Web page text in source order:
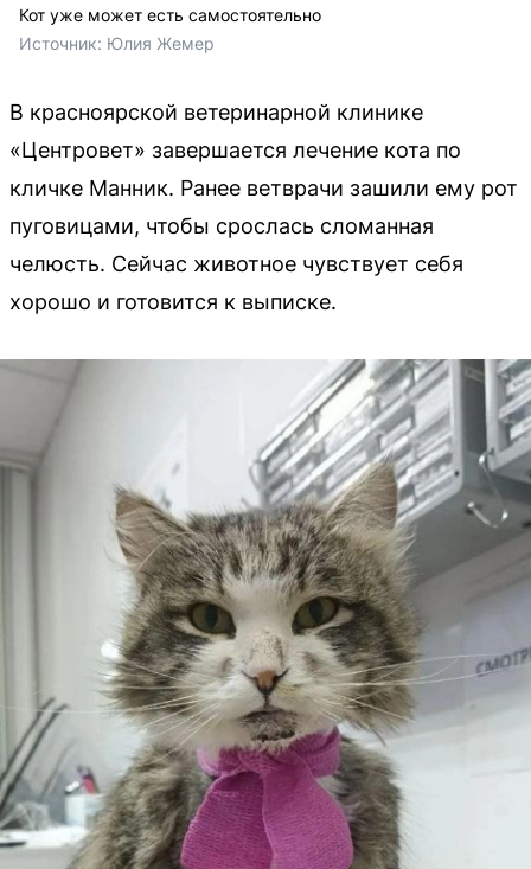
Кот уже может есть самостоятельно
Источник: Юлия Жемер
В красноярской ветеринарной клинике
«Центровет» завершается лечение кота по
кличке Манник. Ранее ветврачи зашили ему рот
пуговицами, чтобы срослась сломанная
челюсть. Сейчас животное чувствует себя
хорошо и готовится к выписке.